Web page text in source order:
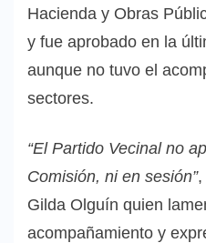
Hacienda y Obras
y fue aprobado en la
aunque no tuvo el
sectores.
“El Partido Vecinal no
Comisión, ni en sesión”,
Gilda Olguín quien
acompañamiento y